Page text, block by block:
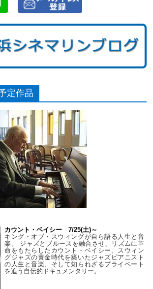
定作品
カウント・ベイシー 7/25(土)～
キング・オブ・スウィングが自ら語る人生と音
楽。 ジャズとブルースを融合させ、リズムに革
命をもたらしたカウント・ベイシー。スウィン
グジャズの黄金時代を築いたジャズピアニスト
の人生と音楽、そして知られざるプライベート
を追う自伝的ドキュメンタリー。